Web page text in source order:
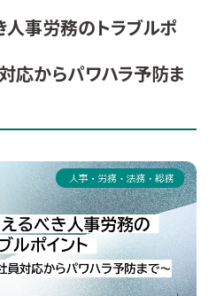
人事労務のトラブルポ
応からパワハラ予防ま